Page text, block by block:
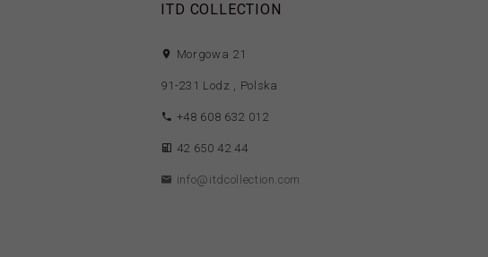
ITD COLLECTION
Morgowa 21
91-231 Lodz , Polska
+48 608 632 012
42 650 42 44
info@itdcollection.com